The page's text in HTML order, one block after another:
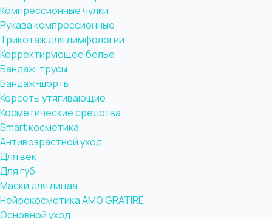
Компрессионные чулки
Рукава компрессионные
Трикотаж для лимфологии
Корректирующее белье
Бандаж-трусы
Бандаж-шорты
Корсеты утягивающие
Косметические средства
Smart косметика
Антивозрастной уход
Для век
Для губ
Маски для лицаа
Нейрокосметика AMO GRATIRE
Основной уход